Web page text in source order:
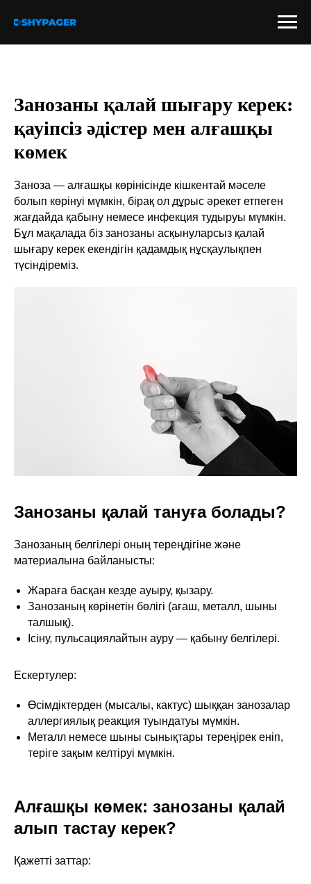
Занозаны қалай шығару керек:
қауіпсіз әдістер мен алғашқы
көмек
Заноза — алғашқы көрінісінде кішкентай мәселе
болып көрінуі мүмкін, бірақ ол дұрыс әрекет етпеген
жағдайда қабыну немесе инфекция тудыруы мүмкін.
Бұл мақалада біз занозаны асқынуларсыз қалай
шығару керек екендігін қадамдық нұсқаулықпен
түсіндіреміз.
Занозаны қалай тануға болады?
Занозаның белгілері оның тереңдігіне және
материалына байланысты:
Жараға басқан кезде ауыру, қызару.
Занозаның көрінетін бөлігі (ағаш, металл, шыны
талшық).
Ісіну, пульсациялайтын ауру — қабыну белгілері.
Ескертулер:
Өсімдіктерден (мысалы, кактус) шыққан занозалар
аллергиялық реакция туындатуы мүмкін.
Металл немесе шыны сынықтары тереңірек еніп,
теріге зақым келтіруі мүмкін.
Алғашқы көмек: занозаны қалай
алып тастау керек?
Қажетті заттар: